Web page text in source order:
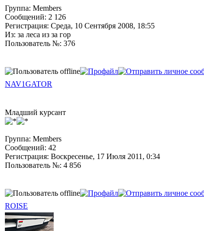
Группа: Members
Сообщений: 2 126
Регистрация: Среда, 10 Сентября 2008, 18:55
Из: за леса из за гор
Пользователь №: 376
NAV1GATOR
Младший курсант
Группа: Members
Сообщений: 42
Регистрация: Воскресенье, 17 Июля 2011, 0:34
Пользователь №: 4 856
ROISE